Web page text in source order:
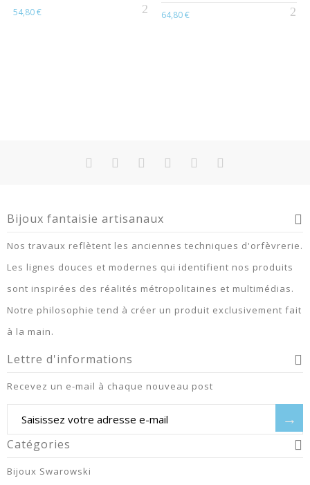
54,80 € 64,80 €
Bijoux fantaisie artisanaux
Nos travaux reflètent les anciennes techniques d'orfèvrerie.
Les lignes douces et modernes qui identifient nos produits
sont inspirées des réalités métropolitaines et multimédias.
Notre philosophie tend à créer un produit exclusivement fait
à la main.
Lettre d'informations
Recevez un e-mail à chaque nouveau post
→
Catégories
Bijoux Swarowski